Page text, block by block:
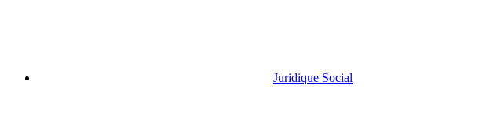
Juridique Social